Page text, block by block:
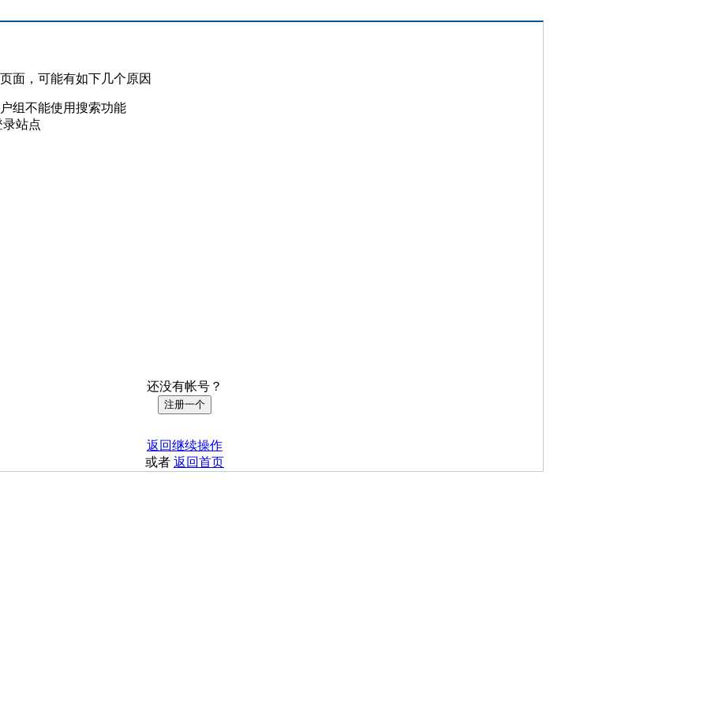
面，可能有如下几个原因
组不能使用搜索功能
站点
还没有帐号？
注册一个
返回继续操作
或者 返回首页